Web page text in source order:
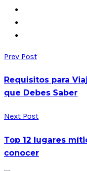
Prev Post
Requisitos para
que Debes Saber
Next Post
Top 12 lugares
conocer